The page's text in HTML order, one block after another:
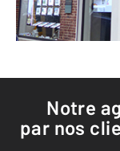
Notre
par nos